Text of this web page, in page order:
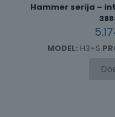
Hammer serija –
MODEL: H3+S